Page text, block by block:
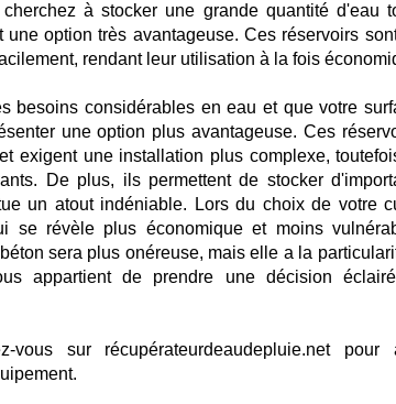
à stocker une grande quantité d'eau
une option très avantageuse. Ces réservoirs
rendant leur utilisation à la fois
besoins considérables en eau et que votre
une option plus avantageuse. Ces
exigent une installation plus complexe,
De plus, ils permettent de stocker
un atout indéniable. Lors du choix de votre
se révèle plus économique et moins
sera plus onéreuse, mais elle a la
appartient de prendre une décision
vous sur récupérateurdeaudepluie.net